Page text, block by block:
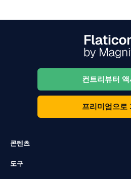
컨트리뷰터
프리미엄으로
콘텐츠
도구